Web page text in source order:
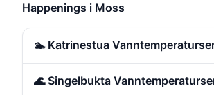
Happenings i Moss
🏊 Katrinestua
🌊 Singelbukta